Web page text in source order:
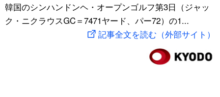
文化
動画/Live
スポーツ・東京2020
韓国のシンハンドンヘ・オープンゴルフ第3日（ジャッ
ク・ニクラウスGC＝7471ヤード、パー72）の1...
記事全文を読む（外部サイト）